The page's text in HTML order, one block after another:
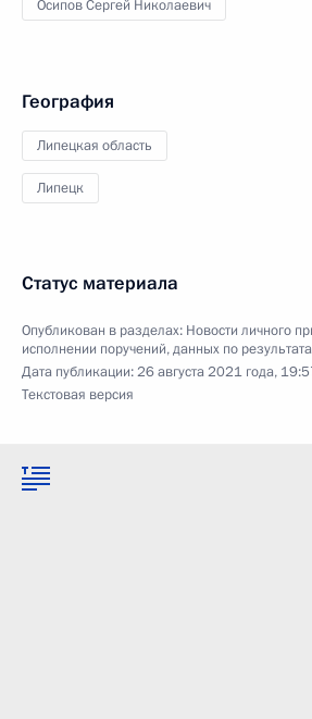
Осипов Сергей Николаевич
География
Липецкая область
Липецк
Статус материала
Опубликован в разделах: Новости личного
исполнении поручений, данных по
Дата публикации:26 августа 2021 года,
Текстовая версия